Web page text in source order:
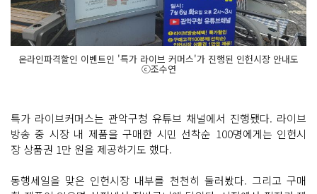
온라인파격할인 이벤트인 '특가 라이브 커머스'가 진행된 인헌시장 안내도
ⓒ조수연
특가 라이브커머스는 관악구청 유튜브 채널에서 진행됐다. 라이브
방송 중 시장 내 제품을 구매한 시민 선착순 100명에게는 인헌시
장 상품권 1만 원을 제공하기도 했다.
동행세일을 맞은 인헌시장 내부를 천천히 둘러봤다. 그리고 구매